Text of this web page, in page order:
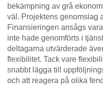
bekämpning av grå
väl. Projektens genomslag
Finansieringen ansågs
inte hade genomförts i
deltagarna utvärderade
flexibilitet. Tack vare
snabbt lägga till
och att reagera på olika